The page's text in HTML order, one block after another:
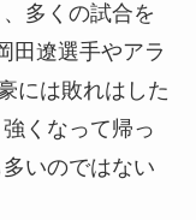
多くの試合を
田遼選手やアラ
には敗れはした
くなって帰っ
いのではない